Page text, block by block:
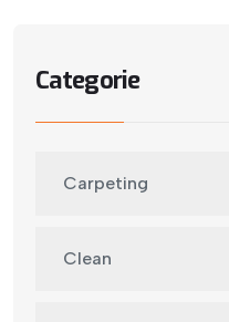
Categorie
Carpeting
Clean